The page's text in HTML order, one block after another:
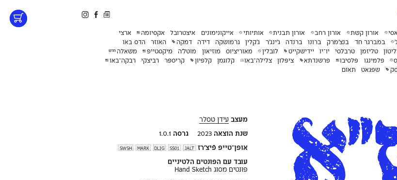
אורון קשת אורון רחב אורון תבנית אותיותי אייקונימונים איצטרובל אקסיומה
ארצי
במברגר חד בנצ׳מרק ברונו ברנדה ג׳ינג׳ר ג׳קלין גרמושקה דידה דמקה האוזר
הדס באו
טליזמן טרבלסי יו־יו יידישקייט לובלין מאוריציוס מוזיאון מוטל׳ה מיקסטייפ משאלה חדש
פלמינגו פלסיבו פרשנדתא ציפלון צלילה־באו קלוגמן קלפיון קריספר רביצקי
רבקה־באו
שפגאט תאום
מעצב עידן טסלר
שנת הוצאה 2023 גרסה 1.0.1
אופן־טייפ פֿיצ'רז JALT
SS01
DLIG
MARK
SWSH
עובד עם הפונטים הלטיניים
פונטים מסוג Hand Sketch